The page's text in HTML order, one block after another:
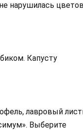
нарушилась
Капусту
лавровый
Выберите